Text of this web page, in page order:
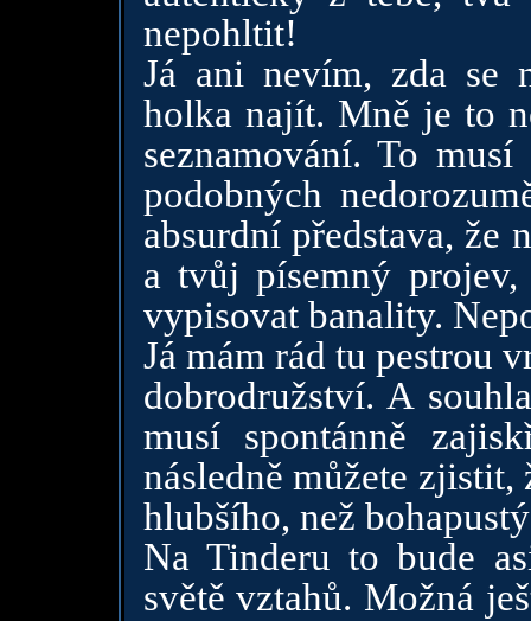
nepohltit!
Já ani nevím, zda se
holka najít. Mně je to
seznamování. To
podobných
absurdní představa, že
a tvůj písemný
vypisovat banality.
Já mám rád tu pestrou
dobrodružství. A
musí spontánně
následně můžete
hlubšího, než
Na Tinderu to bude
světě vztahů. Možná